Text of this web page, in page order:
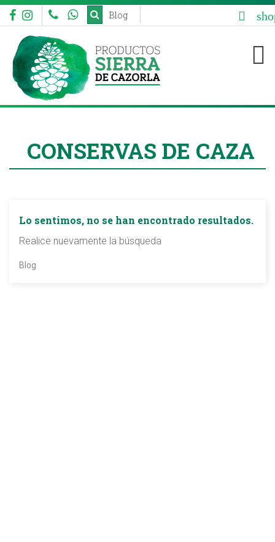


Blog
CONSERVAS DE CAZA
Lo sentimos, no se han encontrado resultados.
Realice nuevamente la búsqueda
Blog